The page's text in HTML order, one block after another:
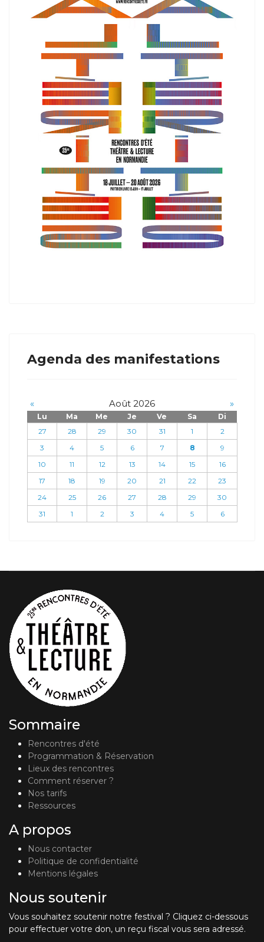
Agenda des manifestations
« Août 2026 »
Lu Ma Me Je Ve Sa
Di
27
28 29 30 31 1
2
3
4 5 6 7 8
9
10
11 12 13 14 15
16
17
18 19 20 21 22
23
24
25 26 27 28 29
30
31
1 2 3 4 5 6
Sommaire
Rencontres d'été
Programmation & Réservation
Lieux des rencontres
Comment réserver ?
Nos tarifs
Ressources
A propos
Nous contacter
Politique de confidentialité
Mentions légales
Nous soutenir
Vous souhaitez soutenir notre festival ? Cliquez ci-dessous
pour effectuer votre don, un reçu fiscal vous sera adressé.